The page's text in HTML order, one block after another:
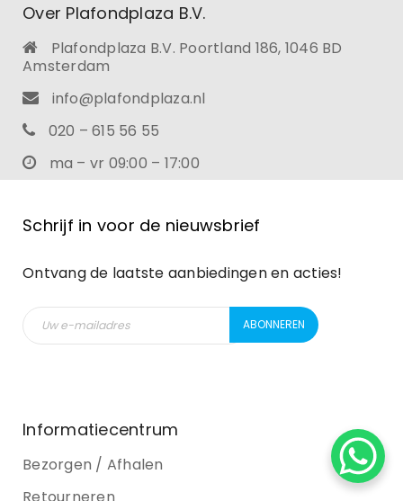
Over Plafondplaza B.V.
Plafondplaza B.V. Poortland 186, 1046 BD
Amsterdam
info@plafondplaza.nl
020 – 615 56 55
ma – vr 09:00 – 17:00
Schrijf in voor de nieuwsbrief
Ontvang de laatste aanbiedingen en acties!
Informatiecentrum
Bezorgen / Afhalen